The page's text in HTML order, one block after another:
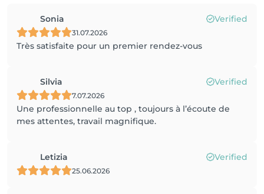
Sonia Verified
31.07.2026
Très satisfaite pour un premier rendez-vous
Silvia Verified
7.07.2026
Une professionnelle au top , toujours à l’écoute de
mes attentes, travail magnifique.
Letizia Verified
25.06.2026